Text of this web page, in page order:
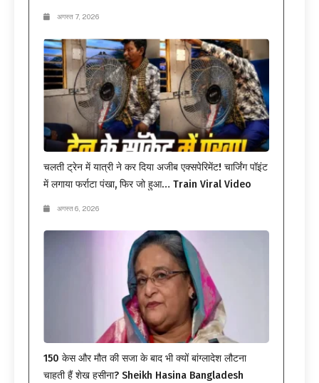
अगस्त 7, 2026
चलती ट्रेन में यात्री ने कर दिया अजीब एक्सपेरिमेंट! चार्जिंग पॉइंट
में लगाया फर्राटा पंखा, फिर जो हुआ… Train Viral Video
अगस्त 6, 2026
150 केस और मौत की सजा के बाद भी क्यों बांग्लादेश लौटना
चाहती हैं शेख हसीना? Sheikh Hasina Bangladesh